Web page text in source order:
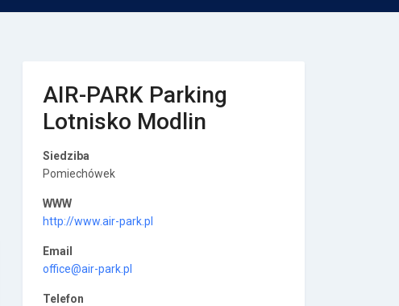
AIR-PARK Parking
Lotnisko Modlin
Siedziba
Pomiechówek
WWW
http://www.air-park.pl
Email
office@air-park.pl
Telefon